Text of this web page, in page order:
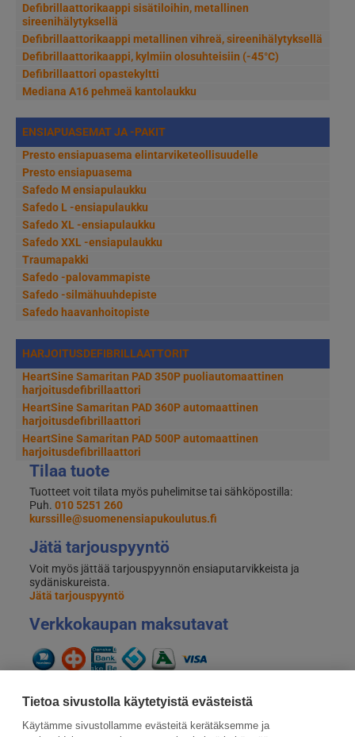
Tietoa sivustolla käytetyistä evästeistä
Käytämme sivustollamme evästeitä kerätäksemme ja
Defibrillaattorikaappi sisätiloihin, metallinen
sireenihälytyksellä
Defibrillaattorikaappi metallinen vihreä, sireenihälytyksellä
Defibrillaattorikaappi, kylmiin olosuhteisiin (-45°C)
Defibrillaattori opastekyltti
Mediana A16 pehmeä kantolaukku
ENSIAPUASEMAT JA -PAKIT
Presto ensiapuasema elintarviketeollisuudelle
Presto ensiapuasema
Safedo M ensiapulaukku
Safedo L -ensiapulaukku
Safedo XL -ensiapulaukku
Safedo XXL -ensiapulaukku
Traumapakki
Safedo -palovammapiste
Safedo -silmähuuhdepiste
Safedo haavanhoitopiste
HARJOITUSDEFIBRILLAATTORIT
HeartSine Samaritan PAD 350P puoliautomaattinen
harjoitusdefibrillaattori
HeartSine Samaritan PAD 360P automaattinen
harjoitusdefibrillaattori
HeartSine Samaritan PAD 500P automaattinen
harjoitusdefibrillaattori
Tilaa tuote
Tuotteet voit tilata myös puhelimitse tai sähköpostilla:
Puh. 010 5251 260
kurssille@suomenensiapukoulutus.fi
Jätä tarjouspyyntö
Voit myös jättää tarjouspyynnön ensiaputarvikkeista ja
sydäniskureista.
Jätä tarjouspyyntö
Verkkokaupan maksutavat